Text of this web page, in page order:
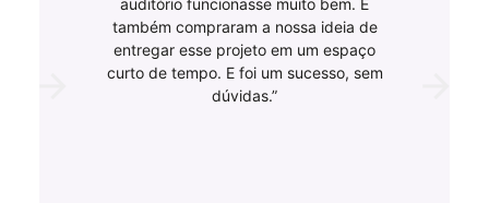
auditório funcionasse muito bem. E
também compraram a nossa ideia de
entregar esse projeto em um espaço
curto de tempo. E foi um sucesso, sem
dúvidas.”